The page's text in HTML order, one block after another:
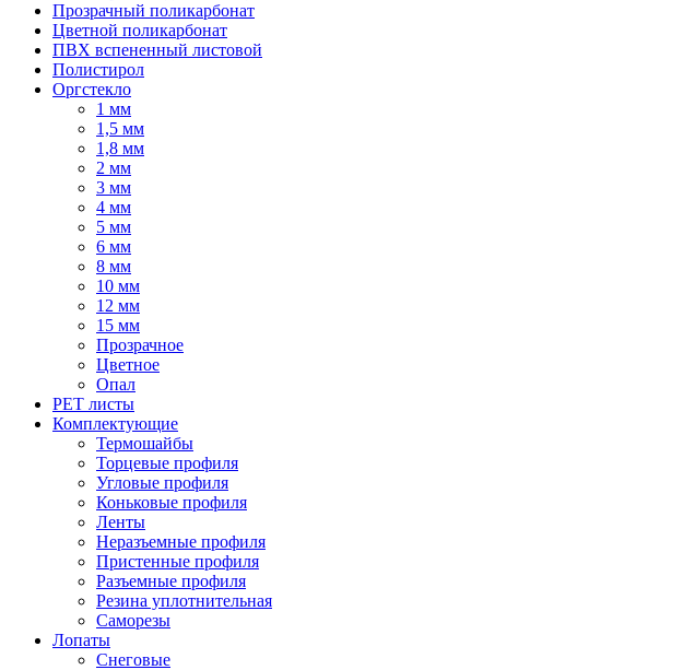
Прозрачный поликарбонат
Цветной поликарбонат
ПВХ вспененный листовой
Полистирол
Оргстекло
1 мм
1,5 мм
1,8 мм
2 мм
3 мм
4 мм
5 мм
6 мм
8 мм
10 мм
12 мм
15 мм
Прозрачное
Цветное
Опал
PET листы
Комплектующие
Термошайбы
Торцевые профиля
Угловые профиля
Коньковые профиля
Ленты
Неразъемные профиля
Пристенные профиля
Разъемные профиля
Резина уплотнительная
Саморезы
Лопаты
Снеговые